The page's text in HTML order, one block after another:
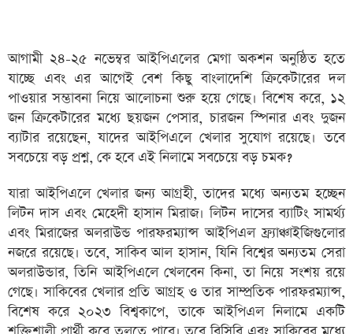
আগামী ২৪-২৫ নভেম্বর আইপিএলের মেগা অকশন অনুষ্ঠিত হতে
যাচ্ছে এবং এর আগেই বেশ কিছু বাংলাদেশি ক্রিকেটারের দল
পাওয়ার সম্ভাবনা নিয়ে আলোচনা শুরু হয়ে গেছে। বিশেষ করে, ১২
জন ক্রিকেটারের মধ্যে ছয়জন পেসার, চারজন স্পিনার এবং দুজন
ব্যাটার রয়েছেন, যাদের আইপিএলে খেলার সুযোগ রয়েছে। তবে
সবচেয়ে বড় প্রশ্ন, কে হবে এই নিলামে সবচেয়ে বড় চমক?
যারা আইপিএলে খেলার জন্য আগ্রহী, তাদের মধ্যে অন্যতম হচ্ছেন
লিটন দাস এবং মেহেদী হাসান মিরাজ। লিটন দাসের ব্যাটিং সামর্থ্য
এবং মিরাজের অলরাউন্ড পারফরম্যান্স আইপিএল ফ্র্যাঞ্চাইজিগুলোর
নজরে রয়েছে। তবে, সাকিব আল হাসান, যিনি বিশ্বের অন্যতম সেরা
অলরাউন্ডার, তিনি আইপিএলে খেলবেন কিনা, তা নিয়ে সংশয় রয়ে
গেছে। সাকিবের খেলার প্রতি আগ্রহ ও তার সাম্প্রতিক পারফরম্যান্স,
বিশেষ করে ২০২৩ বিশ্বকাপে, তাকে আইপিএল নিলামে একটি